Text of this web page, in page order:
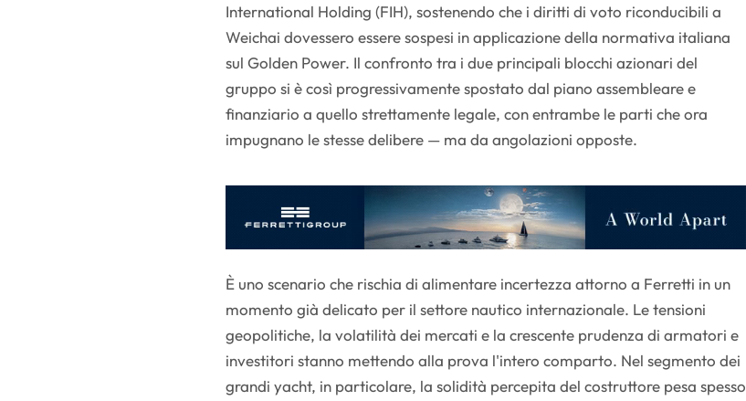
International Holding (FIH), sostenendo che i diritti di voto riconducibili a
Weichai dovessero essere sospesi in applicazione della normativa italiana
sul Golden Power. Il confronto tra i due principali blocchi azionari del
gruppo si è così progressivamente spostato dal piano assembleare e
finanziario a quello strettamente legale, con entrambe le parti che ora
impugnano le stesse delibere — ma da angolazioni opposte.
È uno scenario che rischia di alimentare incertezza attorno a Ferretti in un
momento già delicato per il settore nautico internazionale. Le tensioni
geopolitiche, la volatilità dei mercati e la crescente prudenza di armatori e
investitori stanno mettendo alla prova l'intero comparto. Nel segmento dei
grandi yacht, in particolare, la solidità percepita del costruttore pesa spesso